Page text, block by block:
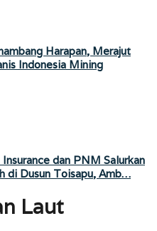
Harapan, Merajut
Indonesia Mining
Insurance dan PNM Salurkan
di Dusun Toisapu, Amb…
Laut